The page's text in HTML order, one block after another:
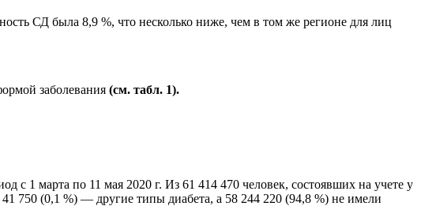
СД была 8,9 %, что несколько ниже, чем в том же регионе для лиц
заболевания (см. табл. 1).
с 1 марта по 11 мая 2020 г. Из 61 414 470 человек, состоявших на учете у
750 (0,1 %) — другие типы диабета, а 58 244 220 (94,8 %) не имели